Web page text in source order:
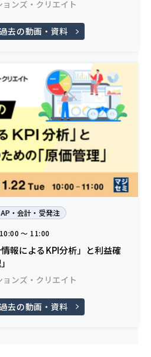
ンズ・クリエイト
去の動画・資料
・会計・受発注
〜 11:00
報によるKPI分析」と利益確
ンズ・クリエイト
去の動画・資料